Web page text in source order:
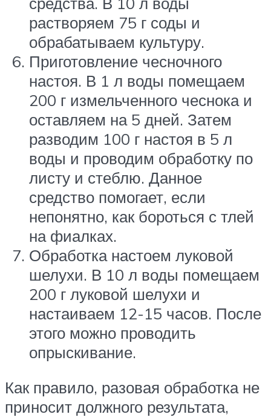
растворяем 75 г соды и
обрабатываем культуру.
Приготовление чесночного
настоя. В 1 л воды помещаем
200 г измельченного чеснока и
оставляем на 5 дней. Затем
разводим 100 г настоя в 5 л
воды и проводим обработку по
листу и стеблю. Данное
средство помогает, если
непонятно, как бороться с тлей
на фиалках.
Обработка настоем луковой
шелухи. В 10 л воды помещаем
200 г луковой шелухи и
настаиваем 12-15 часов. После
этого можно проводить
опрыскивание.
Как правило, разовая обработка не
приносит должного результата,